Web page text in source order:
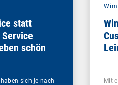
statt
schön
sich je nach
Mit